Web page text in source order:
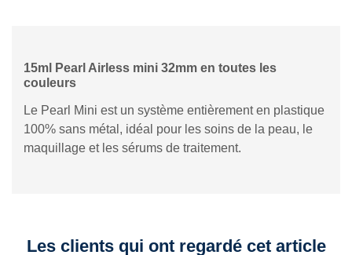
15ml Pearl Airless mini 32mm en toutes les
couleurs
Le Pearl Mini est un système entièrement en plastique
100% sans métal, idéal pour les soins de la peau, le
maquillage et les sérums de traitement.
Les clients qui ont regardé cet article